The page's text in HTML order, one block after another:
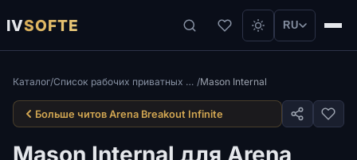
IVSOFTE RU
Каталог/ Список рабочих приватных читов для Arena Breakout Infinite /Mason Internal
Больше читов Arena Breakout Infinite